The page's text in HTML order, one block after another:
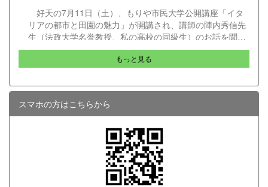
した、多くの人を巻き込む多彩な活動紹介では、そのリア
ルな展開に皆さんが熱心に聞き入っていました。 後半
は、講義での学びをさっそく実践に移すグループワークを
行いました。前回の宿題である「わたしができる まちそだ
て はじめの一歩」について各自で考えたアイデアを付箋に
親和性の高いアイデアを分類（グルーピング）しながら、
意見を集約していきました。 ワークの途中には木下先生
を並び替える場面も！先生からのリアルなアドバイスも飛
び出し、どのグループも終始にぎやかで活発な意見交換が
行われていました。 ワーク終了後は、各グループ...
好天の7月11日（土）、もりや市民大学公開講座「イタ
リアの都市と田園の魅力」が開講され、講師の陣内秀信先
生（法政大学名誉教授、私の高校の同級生）のお話を聞き
ました。市民交流プラザ市民ギャラリーは予約の受講者で
一杯になりました。「イタリアの都市と田園」が守谷市と
たことがある人は？」との司会者からの質問に、参加者の
そのイタリアの話を聞きたい、というマインドに私も共感
しました。あの歴史的で牧歌的でしゃれた雰囲気の風景は
どのように生まれ、今現在どのように発展しているのか、
知りたいと思うのは当然です。これからイタリアに行こう
かと思っている人はなおさら関心が高かったでしょう。
そんな公開講座で出てきたキーワードは「テリトーリ
オ」でした。英語のテリトリー、日本語でも領域、地域、
もっと見る
スマホの方はこちらから